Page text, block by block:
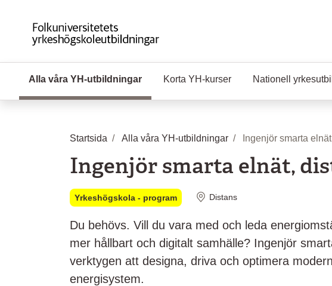
Alla våra YH-utbildningar (Aktuell sida)
Korta YH-kurser Nationell
Startsida Alla våra YH-utbildningar Ingenjör smarta
Ingenjör smarta elnät,
Yrkeshögskola - program Distans
Du behövs. Vill du vara med och leda
mer hållbart och digitalt samhälle? Ingenjör
verktygen att designa, driva och optimera
energisystem.